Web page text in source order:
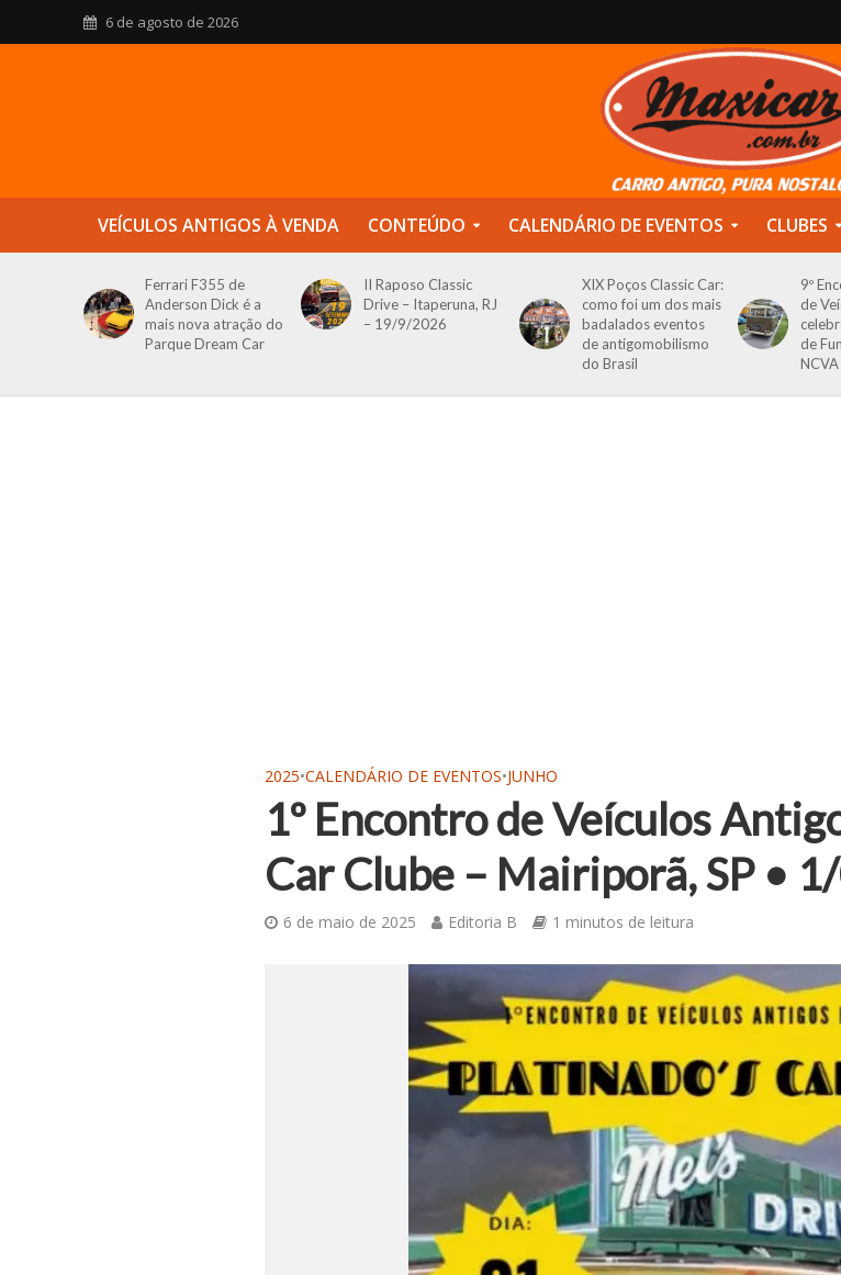
6 de agosto de 2026
VEÍCULOS ANTIGOS À VENDA CONTEÚDO CALENDÁRIO DE EVENTOS CLUBES
Ferrari F355 de
Anderson Dick é a
mais nova atração do
Parque Dream Car
II Raposo Classic
Drive – Itaperuna, RJ
– 19/9/2026
XIX Poços Classic Car:
como foi um dos mais
badalados eventos
de antigomobilismo
do Brasil
9º
de
de
NCVA
2025•CALENDÁRIO DE EVENTOS•JUNHO
1º Encontro de Veículos
Car Clube – Mairiporã, SP •
6 de maio de 2025 Editoria B 1 minutos de leitura